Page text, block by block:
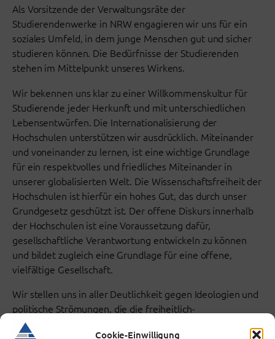
Cookie-Einwilligung
Als Vorsitzende der Verwaltungsräte der
Studierendenwerke in NRW engagieren wir uns für ein
soziales Umfeld, in dem junge Menschen gut und sicher
studieren können. Die Bedürfnisse der Studierenden
stehen im Mittelpunkt unseres Wirkens.
Wir bekennen uns klar zu einer Willkommenskultur für
Studierende jeder Herkunft und mit unterschiedlichen
Lebensentwürfen. Die Internationalisierung der
Hochschulen unterstützen wir ausdrücklich. Miteinander
und voneinander zu lernen, ist eine wichtige Grundlage
für ein respektvolles und friedliches Miteinander in
unserer globalisierten Welt. Die Wissenschaftsfreiheit der
Hochschulen ist hierfür ein hohes Gut, das durch unser
Grundgesetz geschützt ist. Der offene Diskurs innerhalb
der Hochschulen ist eine Voraussetzung dafür,
gesellschaftliche Verantwortung entwickeln zu können
und bildet zugleich eine Grundlage für eine offene,
vielfältige Gesellschaft.
Wir stellen uns in aller Deutlichkeit gegen Ideologien und
politische Strömungen, die die freiheitlich-
demokratischen Grundwerte missachten und das